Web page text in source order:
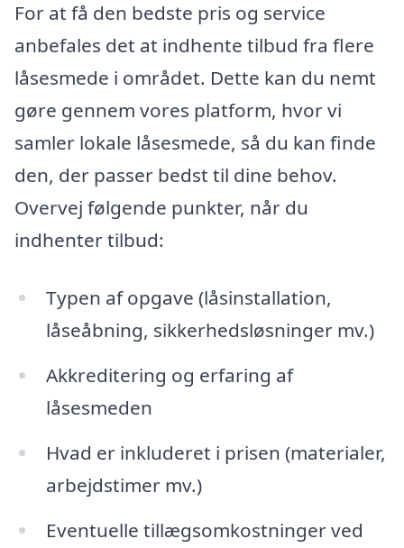
For at få den bedste pris og service
anbefales det at indhente tilbud fra flere
låsesmede i området. Dette kan du nemt
gøre gennem vores platform, hvor vi
samler lokale låsesmede, så du kan finde
den, der passer bedst til dine behov.
Overvej følgende punkter, når du
indhenter tilbud:
Typen af opgave (låsinstallation,
låseåbning, sikkerhedsløsninger mv.)
Akkreditering og erfaring af
låsesmeden
Hvad er inkluderet i prisen (materialer,
arbejdstimer mv.)
Eventuelle tillægsomkostninger ved